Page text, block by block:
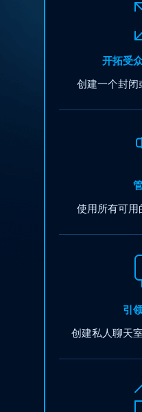
开拓受
创建一个封
使用所有可
引
创建私人聊天